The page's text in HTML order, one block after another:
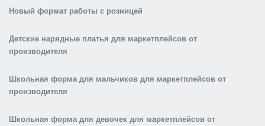
Новый формат работы с розницей
Детские нарядные платья для маркетплейсов от
производителя
Школьная форма для мальчиков для маркетплейсов от
производителя
Школьная форма для девочек для маркетплейсов от